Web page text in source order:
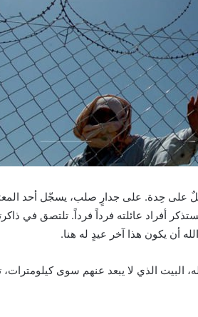
على حِدة. على جدارٍ صلب، يسجّل أحد
أفراد عائلته فرداً فرداً. تلتصق في
أن يكون هذا آخر عيدٍ له هنا.
البيت الذي لا يبعد عنهم سوى